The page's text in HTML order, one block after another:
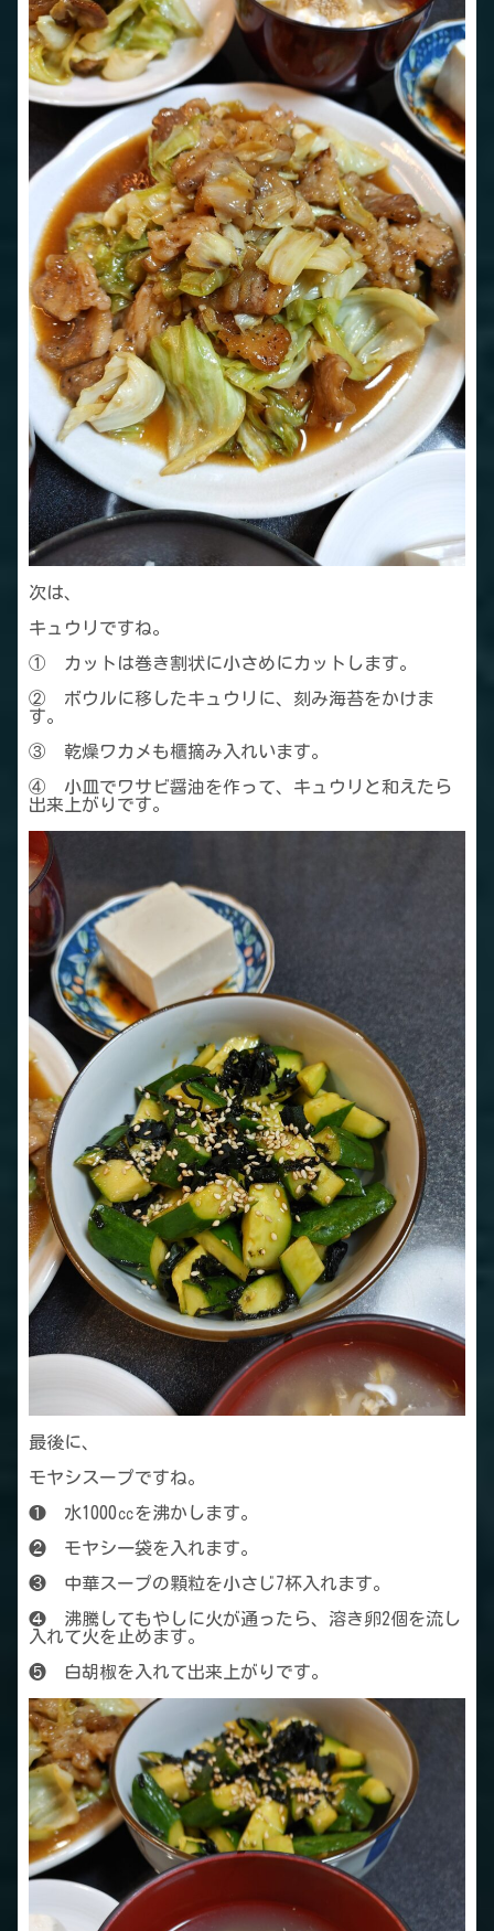
次は、
キュウリですね。
① カットは巻き割状に小さめにカットします。
② ボウルに移したキュウリに、刻み海苔をかけま
す。
③ 乾燥ワカメも櫃摘み入れいます。
④ 小皿でワサビ醤油を作って、キュウリと和えたら
出来上がりです。
最後に、
モヤシスープですね。
❶ 水1000㏄を沸かします。
❷ モヤシ一袋を入れます。
❸ 中華スープの顆粒を小さじ7杯入れます。
❹ 沸騰してもやしに火が通ったら、溶き卵2個を流し
入れて火を止めます。
❺ 白胡椒を入れて出来上がりです。